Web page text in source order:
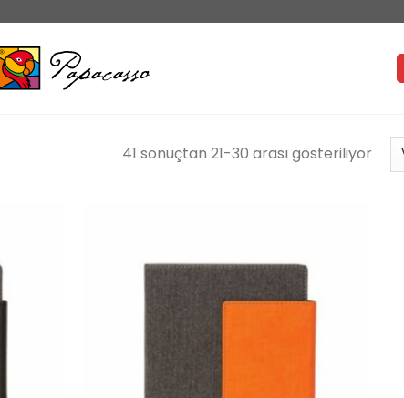
41 sonuçtan 21-30 arası gösteriliyor